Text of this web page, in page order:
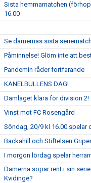
Sista hemmamatchen
16.00
Se damernas sista
Påminnelse! Glöm inte att
Pandemin råder fortfarande
KANELBULLENS DAG!
Damlaget klara för division 2!
Vinst mot FC Rosengård
Söndag, 20/9 kl 16.00 spelar
Backahill och Stiftelsen
I morgon lördag spelar
Damerna sopar rent i sin
Kvidinge?